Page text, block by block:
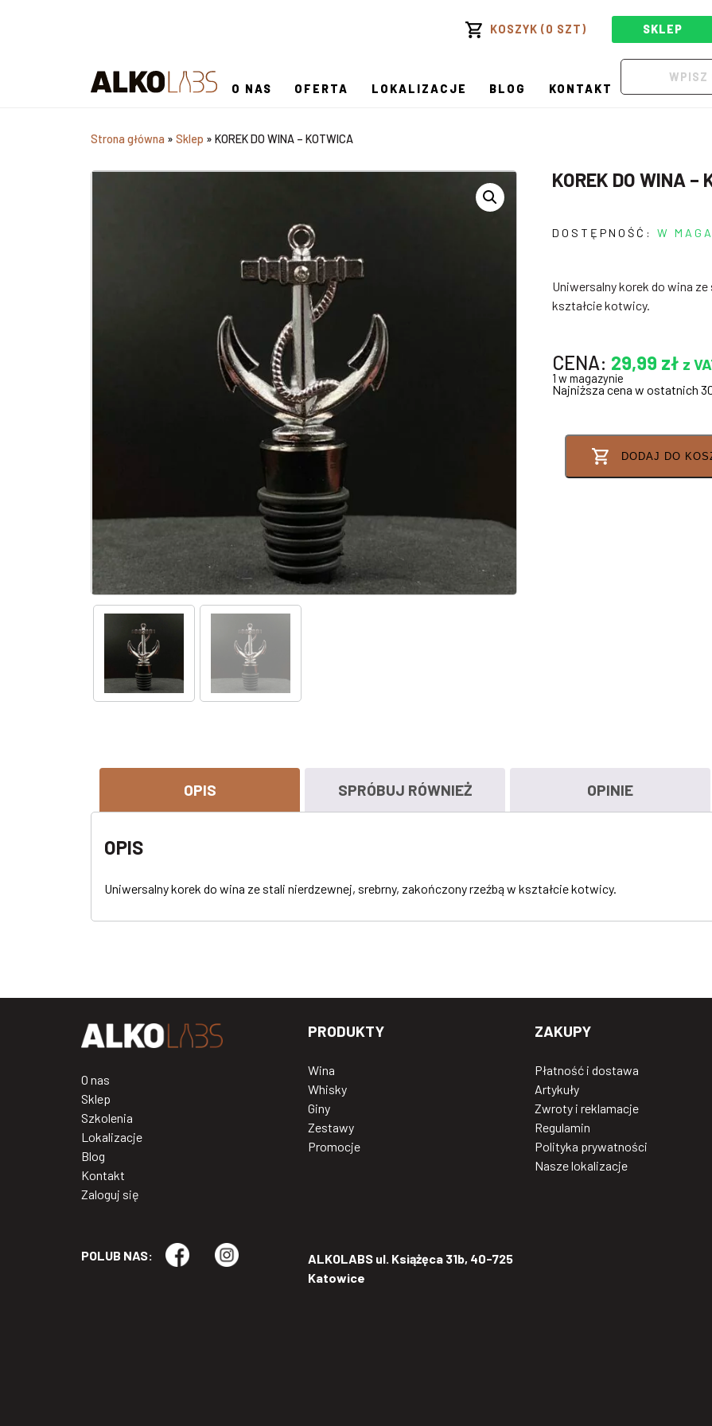
KOSZYK (0 SZT) SKLEP
O NAS OFERTA LOKALIZACJE BLOG KONTAKT
Strona główna » Sklep » KOREK DO WINA – KOTWICA
KOREK DO WINA –
DOSTĘPNOŚĆ:W
Uniwersalny korek do wina
kształcie kotwicy.
CENA: 29,99 zł z
1 w magazynie
Najniższa cena w ostatnich
DODAJ DO
OPIS SPRÓBUJ RÓWNIEŻ OPINIE
OPIS
Uniwersalny korek do wina ze stali nierdzewnej, srebrny, zakończony rzeźbą w kształcie kotwicy.
O nas
Sklep
Szkolenia
Lokalizacje
Blog
Kontakt
Zaloguj się
POLUB NAS:
PRODUKTY
Wina
Whisky
Giny
Zestawy
Promocje
ALKOLABS ul. Książęca 31b, 40-725
Katowice
ZAKUPY
Płatność i dostawa
Artykuły
Zwroty i reklamacje
Regulamin
Polityka prywatności
Nasze lokalizacje